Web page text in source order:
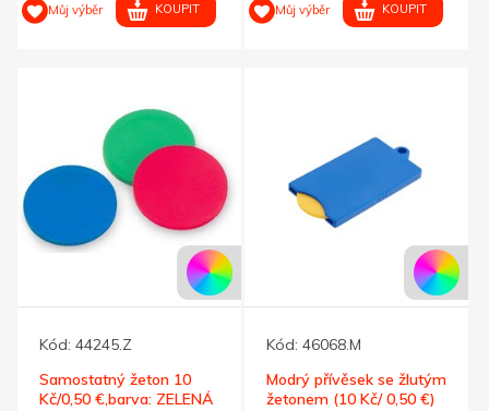
Můj výběr KOUPIT Můj výběr KOUPIT
Kód: 44245.Z
Samostatný žeton 10
Kč/0,50 €,barva: ZELENÁ
Kód: 46068.M
Modrý přívěsek se žlutým
žetonem (10 Kč/ 0,50 €)